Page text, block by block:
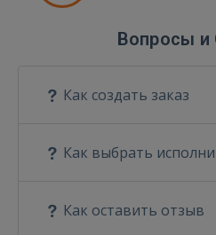
Вопросы и
Как создать заказ
Как выбрать
Как оставить отзыв